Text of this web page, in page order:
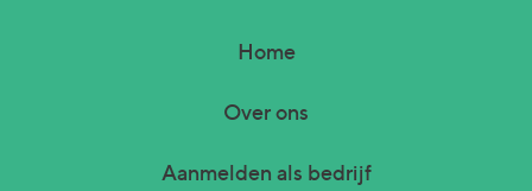
Home
Over ons
Aanmelden als bedrijf